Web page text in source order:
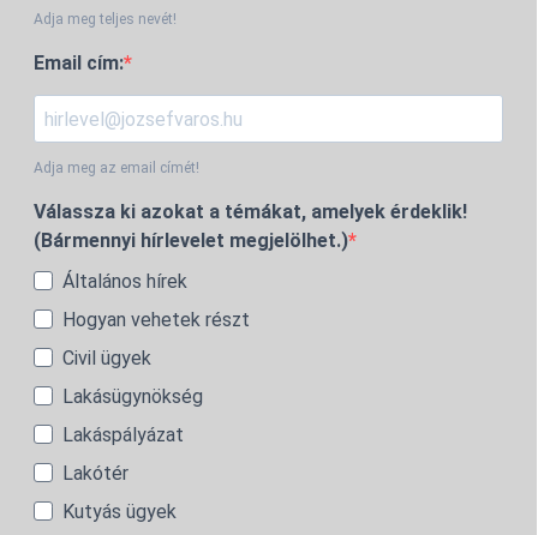
Adja meg teljes nevét!
Email cím:
Adja meg az email címét!
Válassza ki azokat a témákat, amelyek érdeklik!
(Bármennyi hírlevelet megjelölhet.)
Általános hírek
Hogyan vehetek részt
Civil ügyek
Lakásügynökség
Lakáspályázat
Lakótér
Kutyás ügyek